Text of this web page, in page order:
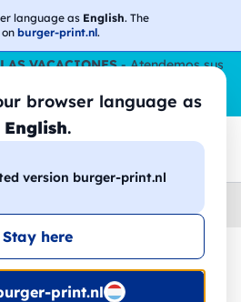
language as English. The
burger-print.nl.
browser language as
English.
version burger-print.nl
Stay here
print.nl
VACACIONES- Atendemos sus
incluso en agosto.
Sin parar
😎🌴
DTF